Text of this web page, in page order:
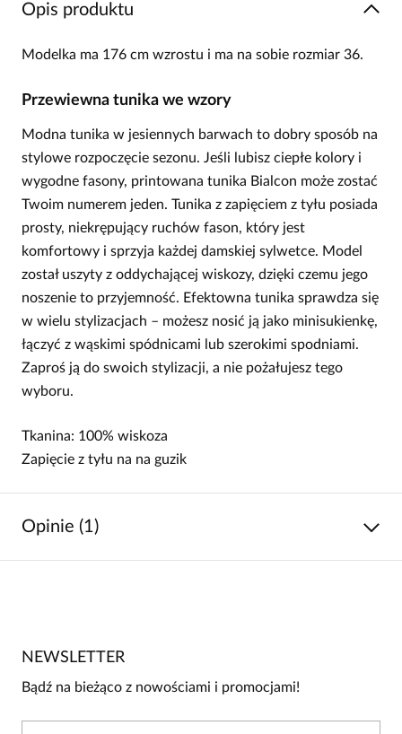
Opis produktu
Modelka ma 176 cm wzrostu i ma na sobie rozmiar 36.
Przewiewna tunika we wzory
Modna tunika w jesiennych barwach to dobry sposób na
stylowe rozpoczęcie sezonu. Jeśli lubisz ciepłe kolory i
wygodne fasony, printowana tunika Bialcon może zostać
Twoim numerem jeden. Tunika z zapięciem z tyłu posiada
prosty, niekrępujący ruchów fason, który jest
komfortowy i sprzyja każdej damskiej sylwetce. Model
został uszyty z oddychającej wiskozy, dzięki czemu jego
noszenie to przyjemność. Efektowna tunika sprawdza się
w wielu stylizacjach – możesz nosić ją jako minisukienkę,
łączyć z wąskimi spódnicami lub szerokimi spodniami.
Zaproś ją do swoich stylizacji, a nie pożałujesz tego
wyboru.
Tkanina: 100% wiskoza
Zapięcie z tyłu na na guzik
Opinie (1)
4
3
1
0
NEWSLETTER
Bądź na bieżąco z nowościami i promocjami!